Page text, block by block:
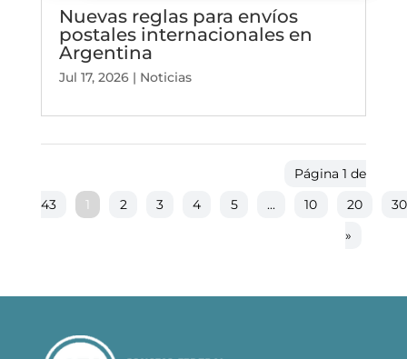
Nuevas reglas para envíos
postales internacionales en
Argentina
Jul 17, 2026| Noticias
Página 1 de
43
1 2 3 4 5 ... 10 20
30
»